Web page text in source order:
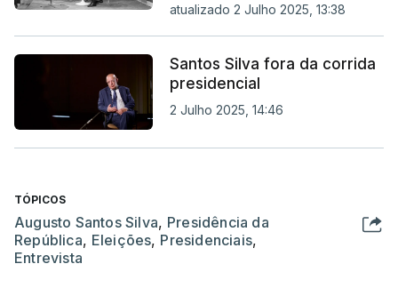
atualizado 2 Julho 2025, 13:38
Santos Silva fora da corrida
presidencial
2 Julho 2025, 14:46
TÓPICOS
Augusto Santos Silva, Presidência da
República, Eleições, Presidenciais,
Entrevista